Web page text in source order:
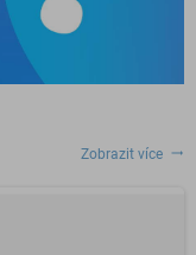
Zobrazit více trending_flat